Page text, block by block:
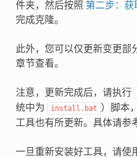
件夹，然后按照 第二步：获
完成克隆。
此外，您可以仅更新变更部
章节查看。
注意，更新完成后，请执行
统中为
install.bat
）脚本
工具也有所更新。具体请参
一旦重新安装好工具，请使